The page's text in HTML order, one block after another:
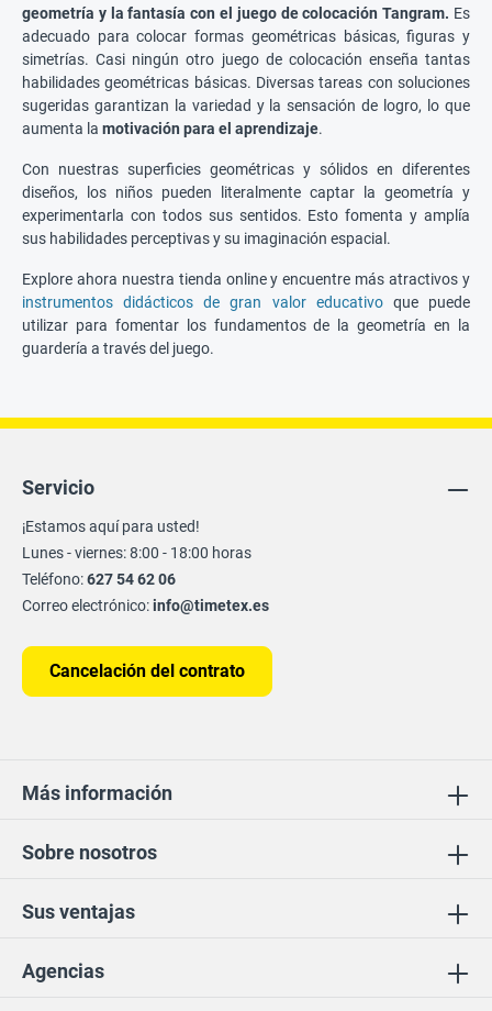
geometría y la fantasía con el juego de colocación Tangram. Es
adecuado para colocar formas geométricas básicas, figuras y
simetrías. Casi ningún otro juego de colocación enseña tantas
habilidades geométricas básicas. Diversas tareas con soluciones
sugeridas garantizan la variedad y la sensación de logro, lo que
aumenta la motivación para el aprendizaje.
Con nuestras superficies geométricas y sólidos en diferentes
diseños, los niños pueden literalmente captar la geometría y
experimentarla con todos sus sentidos. Esto fomenta y amplía
sus habilidades perceptivas y su imaginación espacial.
Explore ahora nuestra tienda online y encuentre más atractivos y
instrumentos didácticos de gran valor educativoque puede
utilizar para fomentar los fundamentos de la geometría en la
guardería a través del juego.
Sus ventajas
Agencias
Sobre nosotros
Servicio
¡Estamos aquí para usted!
Lunes - viernes: 8:00 - 18:00 horas
Teléfono:627 54 62 06
Correo electrónico:info@timetex.es
Cancelación del contrato
Más información